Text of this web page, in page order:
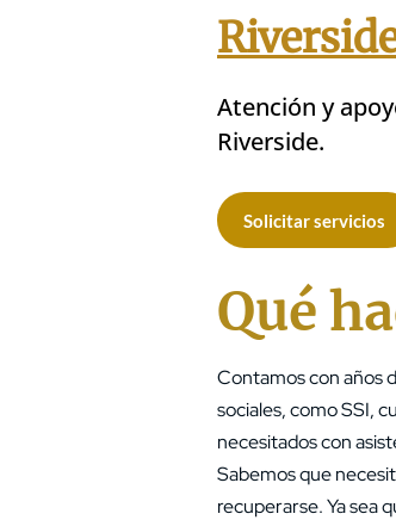
Atención y
Riverside.
Solicitar servicios
Qué
Contamos con años
sociales, como SSI,
necesitados con
Sabemos que
recuperarse. Ya sea